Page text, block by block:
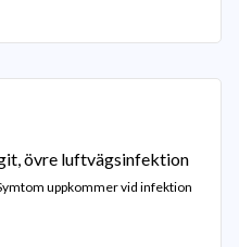
övre luftvägsinfektion
uppkommer vid infektion